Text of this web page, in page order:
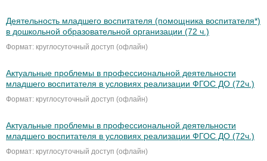
Деятельность младшего воспитателя (помощника воспитателя*)
в дошкольной образовательной организации (72 ч.)
Формат: круглосуточный доступ (офлайн)
Актуальные проблемы в профессиональной деятельности
младшего воспитателя в условиях реализации ФГОС ДО (72ч.)
Формат: круглосуточный доступ (офлайн)
Актуальные проблемы в профессиональной деятельности
младшего воспитателя в условиях реализации ФГОС ДО (72ч.)
Формат: круглосуточный доступ (офлайн)